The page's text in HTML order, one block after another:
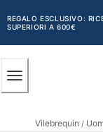
AL
CONTENUTO
PRINCIPALE
REGALO ESCLUSIVO:
SUPERIORI A 600€
Vedi tutti i
Vilebrequin /